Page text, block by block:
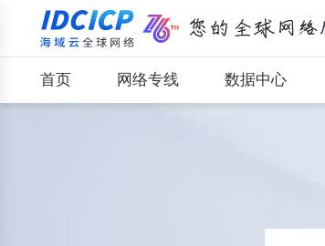
首页 网络专线 数据中心